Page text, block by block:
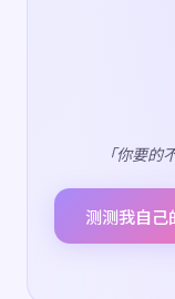
「你要的
测测我自